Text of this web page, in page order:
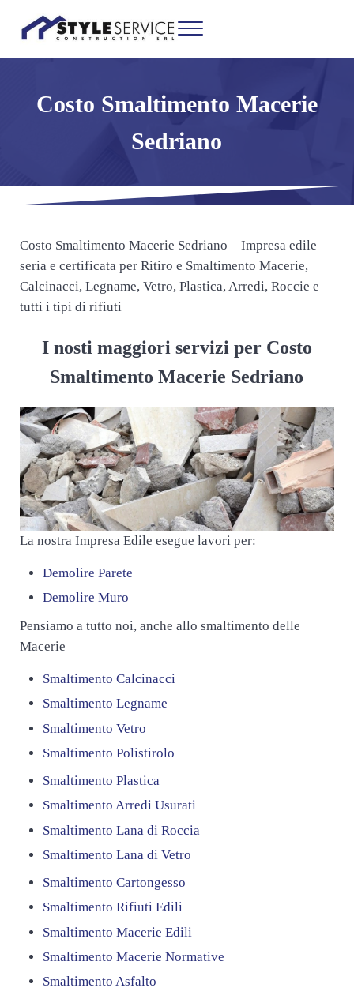
Ritiro e Smaltimento Macerie Milano
Impresa edile seria e certificata per Ritiro e Smaltimento Macerie,
Menu
Costo Smaltimento Macerie
Sedriano
Costo Smaltimento Macerie Sedriano – Impresa edile
seria e certificata per Ritiro e Smaltimento Macerie,
Calcinacci, Legname, Vetro, Plastica, Arredi, Roccie e
tutti i tipi di rifiuti
I nosti maggiori servizi per Costo
Smaltimento Macerie Sedriano
La nostra Impresa Edile esegue lavori per:
Demolire Parete
Demolire Muro
Pensiamo a tutto noi, anche allo smaltimento delle
Macerie
Smaltimento Calcinacci
Smaltimento Legname
Smaltimento Vetro
Smaltimento Polistirolo
Smaltimento Plastica
Smaltimento Arredi Usurati
Smaltimento Lana di Roccia
Smaltimento Lana di Vetro
Smaltimento Cartongesso
Smaltimento Rifiuti Edili
Smaltimento Macerie Edili
Smaltimento Macerie Normative
Smaltimento Asfalto